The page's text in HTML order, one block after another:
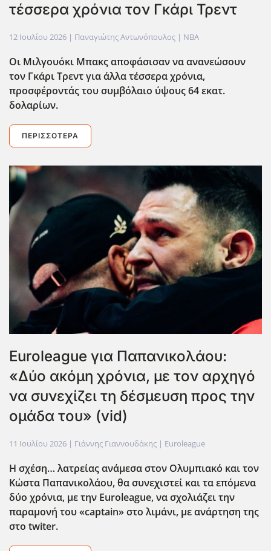
τέσσερα χρόνια τον Γκάρι Τρεντ
12 Ιουλίου 2026 | Παναγιώτης Αντωνόπουλος | NBA
Οι Μιλγουόκι Μπακς αποφάσισαν να ανανεώσουν
τον Γκάρι Τρεντ για άλλα τέσσερα χρόνια,
προσφέροντάς του συμβόλαιο ύψους 64 εκατ.
δολαρίων.
ΠΕΡΙΣΣΌΤΕΡΑ
Euroleague για Παπανικολάου:
«Δύο ακόμη χρόνια, με τον αρχηγό
να συνεχίζει τη δέσμευση προς την
ομάδα του» (vid)
11 Ιουλίου 2026 | Γιάννης Γιαννουδάκης | Euroleague
Η σχέση… λατρείας ανάμεσα στον Ολυμπιακό και τον
Κώστα Παπανικολάου, θα συνεχιστεί και τα επόμενα
δύο χρόνια, με την Euroleague, να σχολιάζει την
παραμονή του «captain» στο λιμάνι, με ανάρτηση της
στο twiter.